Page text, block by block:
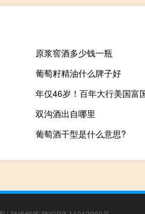
原浆窖酒多少钱一瓶
葡萄籽精油什么牌子好
年仅46岁！百年大行美国富
双沟酒出自哪里
葡萄酒干型是什么意思?